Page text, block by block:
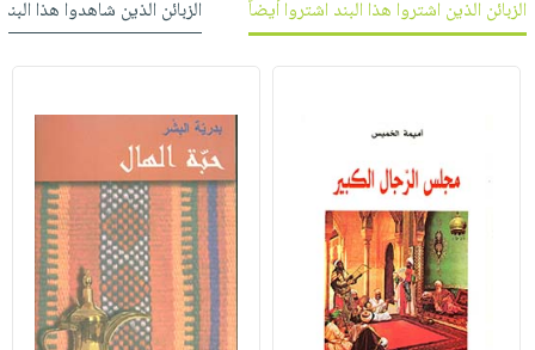
المطبخ
اكسسوارات
منزلية
مطرزات
حقائب
حلي
عناية
بالذات
الاشتراكات
صندوق
iKitab
بلا
حدود
بحث
متقدم
وفرات
عن
الشركة
سياسة
الشركة
حسابك
لائحة
الأمنيات
الزبائن الذين اشتروا هذا البند اشتروا أيضاً الزبائن الذين شاهدوا هذا